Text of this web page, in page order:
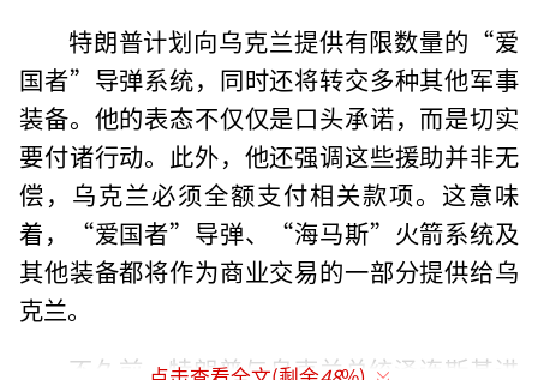
特朗普计划向乌克兰提供有限数量的“爱
国者”导弹系统，同时还将转交多种其他军事
装备。他的表态不仅仅是口头承诺，而是切实
要付诸行动。此外，他还强调这些援助并非无
偿，乌克兰必须全额支付相关款项。这意味
着，“爱国者”导弹、“海马斯”火箭系统及
其他装备都将作为商业交易的一部分提供给乌
克兰。
不久前，特朗普与乌克兰总统泽连斯基进